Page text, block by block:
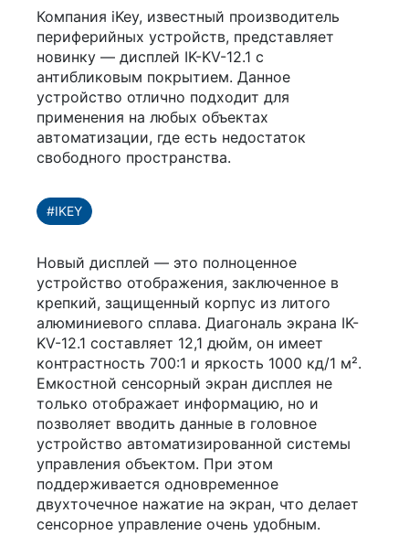
Компания iKey, известный производитель
периферийных устройств, представляет
новинку — дисплей IK-KV-12.1 с
антибликовым покрытием. Данное
устройство отлично подходит для
применения на любых объектах
автоматизации, где есть недостаток
свободного пространства.
#IKEY
Новый дисплей — это полноценное
устройство отображения, заключенное в
крепкий, защищенный корпус из литого
алюминиевого сплава. Диагональ экрана IK-
KV-12.1 составляет 12,1 дюйм, он имеет
контрастность 700:1 и яркость 1000 кд/1 м².
Емкостной сенсорный экран дисплея не
только отображает информацию, но и
позволяет вводить данные в головное
устройство автоматизированной системы
управления объектом. При этом
поддерживается одновременное
двухточечное нажатие на экран, что делает
сенсорное управление очень удобным.